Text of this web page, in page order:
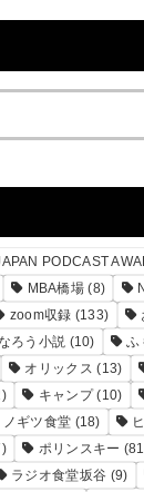
PODCAST
MBA橋場 (8)
zoom収録 (133)
ろう小説 (10) ふ
オリックス (13)
キャンプ(10)
ノギツ食堂 (18)
ポリンスキー
ラジオ食堂坂谷 (9)